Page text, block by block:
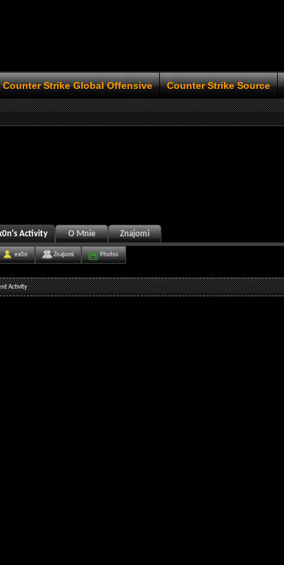
Counter Strike Global Offensive Counter Strike Source
Activity O Mnie Znajomi
ex0n Znajomi Photos
Activity